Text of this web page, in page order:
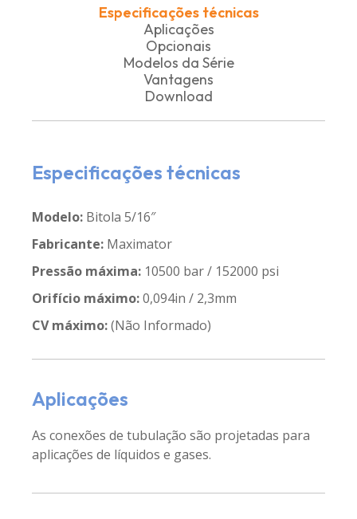
Especificações técnicas
Aplicações
Opcionais
Modelos da Série
Vantagens
Download
Especificações técnicas
Modelo: Bitola 5/16″
Fabricante: Maximator
Pressão máxima: 10500 bar / 152000 psi
Orifício máximo:0,094in / 2,3mm
CV máximo:(Não Informado)
Aplicações
As conexões de tubulação são projetadas para
aplicações de líquidos e gases.